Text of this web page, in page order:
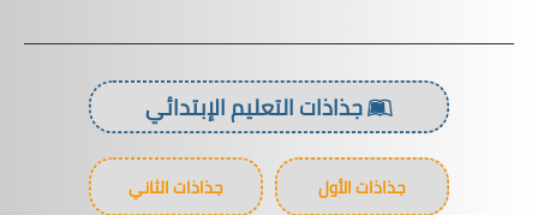
جذاذات التعليم الإبتدائي
جذاذات الأول جذاذات الثاني